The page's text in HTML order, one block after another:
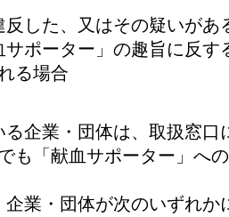
反した、又はその疑いが
サポーター」の趣旨に反
る場合
企業・団体は、取扱窓口
も「献血サポーター」へ
業・団体が次のいずれか